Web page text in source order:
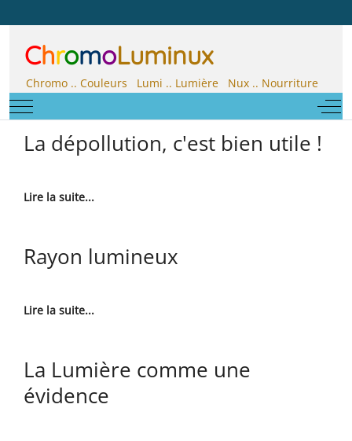
ChromoLuminux
Chromo .. Couleurs Lumi .. Lumière Nux .. Nourriture
Mobile Menu Toggle
Off-
La dépollution, c'est bien utile !
Lire la suite...
Rayon lumineux
Lire la suite...
La Lumière comme une
évidence